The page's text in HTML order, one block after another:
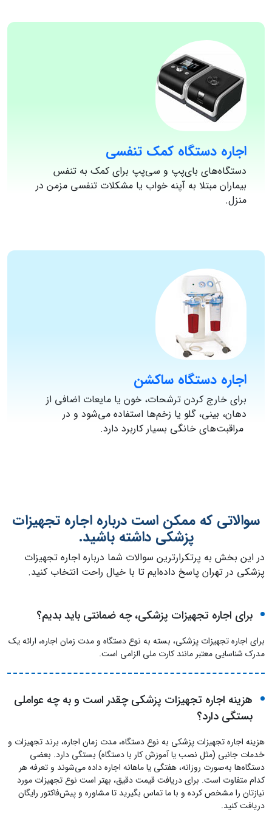
اجاره دستگاه کمک تنفسی
دستگاه‌های بای‌پپ و سی‌پپ برای کمک به تنفس
بیماران مبتلا به آپنه خواب یا مشکلات تنفسی مزمن در
منزل.
اجاره دستگاه ساکشن
برای خارج کردن ترشحات، خون یا مایعات اضافی از
دهان، بینی، گلو یا زخم‌ها استفاده می‌شود و در
مراقبت‌های خانگی بسیار کاربرد دارد.
سوالاتی که ممکن است درباره اجاره تجهیزات
پزشکی داشته باشید.
در این بخش به پرتکرارترین سوالات شما درباره اجاره تجهیزات
پزشکی در تهران پاسخ داده‌ایم تا با خیال راحت انتخاب کنید.
برای اجاره تجهیزات پزشکی، چه ضمانتی باید بدیم؟
برای اجاره تجهیزات پزشکی، بسته به نوع دستگاه و مدت زمان اجاره، ارائه یک
مدرک شناسایی معتبر مانند کارت ملی الزامی است.
هزینه اجاره تجهیزات پزشکی چقدر است و به چه عواملی
بستگی دارد؟
هزینه اجاره تجهیزات پزشکی به نوع دستگاه، مدت زمان اجاره، برند تجهیزات و
خدمات جانبی (مثل نصب یا آموزش کار با دستگاه) بستگی دارد. بعضی
دستگاه‌ها به‌صورت روزانه، هفتگی یا ماهانه اجاره داده می‌شوند و تعرفه هر
کدام متفاوت است. برای دریافت قیمت دقیق، بهتر است نوع تجهیزات مورد
نیازتان را مشخص کرده و با ما تماس بگیرید تا مشاوره و پیش‌فاکتور رایگان
دریافت کنید.